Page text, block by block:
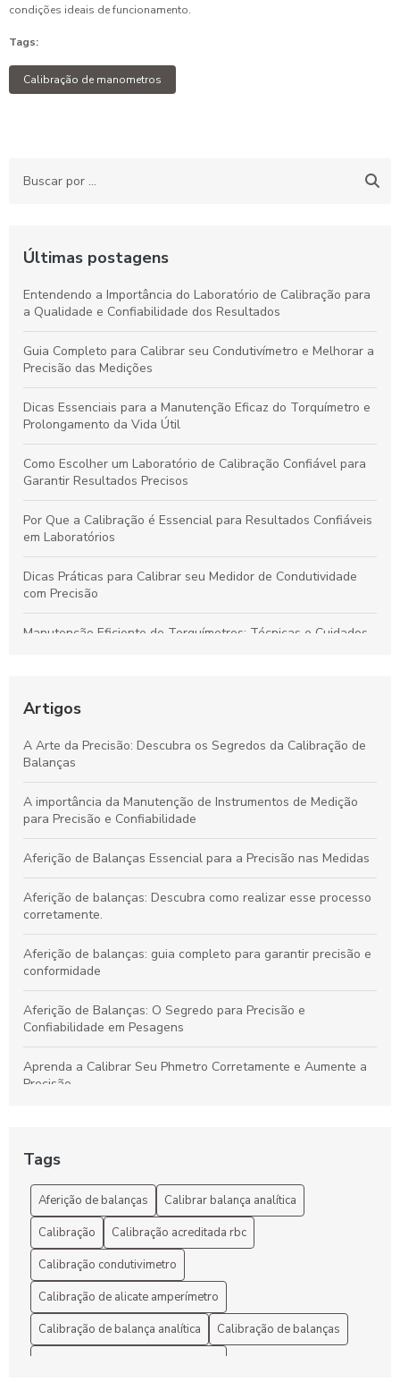
condições ideais de funcionamento.
Tags:
Calibração de manometros
Últimas postagens
Entendendo a Importância do Laboratório de Calibração para
a Qualidade e Confiabilidade dos Resultados
Guia Completo para Calibrar seu Condutivímetro e Melhorar a
Precisão das Medições
Dicas Essenciais para a Manutenção Eficaz do Torquímetro e
Prolongamento da Vida Útil
Como Escolher um Laboratório de Calibração Confiável para
Garantir Resultados Precisos
Por Que a Calibração é Essencial para Resultados Confiáveis
em Laboratórios
Dicas Práticas para Calibrar seu Medidor de Condutividade
com Precisão
Manutenção Eficiente de Torquímetros: Técnicas e Cuidados
Resultados Precisos e Confiáveis
Calibração de Balanças: Garantindo Precisão e Eficiência para
Empresas
Calibração de Equipamentos: Garantindo Precisão e
Confiabilidade em Suas Operações
Artigos
A Arte da Precisão: Descubra os Segredos da Calibração de
Balanças
A importância da Manutenção de Instrumentos de Medição
para Precisão e Confiabilidade
Aferição de Balanças Essencial para a Precisão nas Medidas
Aferição de balanças: Descubra como realizar esse processo
corretamente.
Aferição de balanças: guia completo para garantir precisão e
conformidade
Aferição de Balanças: O Segredo para Precisão e
Confiabilidade em Pesagens
Aprenda a Calibrar Seu Phmetro Corretamente e Aumente a
Precisão
Seu Equipamento
Balança Calibrada: Como Escolher e Manter a Precisão em
Seus Pesos
Calibração Acreditada RBC: Garantia de Precisão e
Confiabilidade
Calibração Acreditada RBC: O Que Você Precisa Saber Para
Tags
Aferição de balanças
Calibrar balança analítica
Calibração
Calibração acreditada rbc
Calibração condutivimetro
Calibração de alicate amperímetro
Calibração de balança analítica
Calibração de balanças